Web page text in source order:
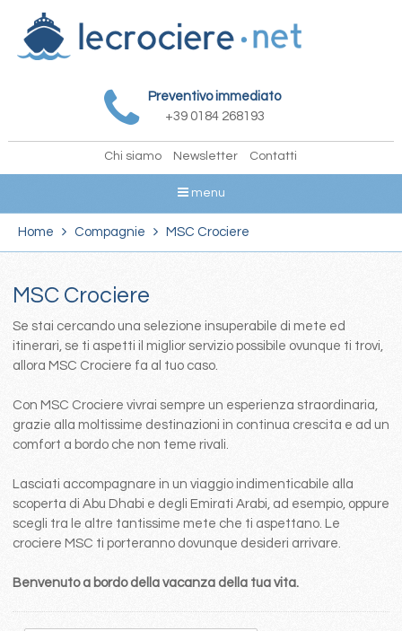
Preventivo immediato
+39 0184 268193
Chi siamo Newsletter Contatti
menu
Home Compagnie MSC Crociere
MSC Crociere
Se stai cercando una selezione insuperabile di mete ed
itinerari, se ti aspetti il miglior servizio possibile ovunque ti trovi,
allora MSC Crociere fa al tuo caso.
Con MSC Crociere vivrai sempre un esperienza straordinaria,
grazie alla moltissime destinazioni in continua crescita e ad un
comfort a bordo che non teme rivali.
Lasciati accompagnare in un viaggio indimenticabile alla
scoperta di Abu Dhabi e degli Emirati Arabi, ad esempio, oppure
scegli tra le altre tantissime mete che ti aspettano. Le
crociere MSC ti porteranno dovunque desideri arrivare.
Benvenuto a bordo della vacanza della tua vita.